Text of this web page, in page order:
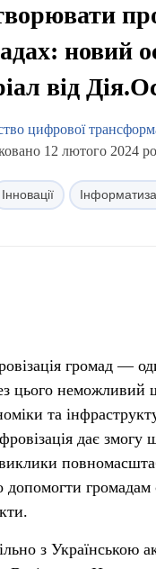
новий
від
цифрової
12 лютого 2024
Інновації
громад —
цього неможливий
та
дає змогу
громадам
з Українською